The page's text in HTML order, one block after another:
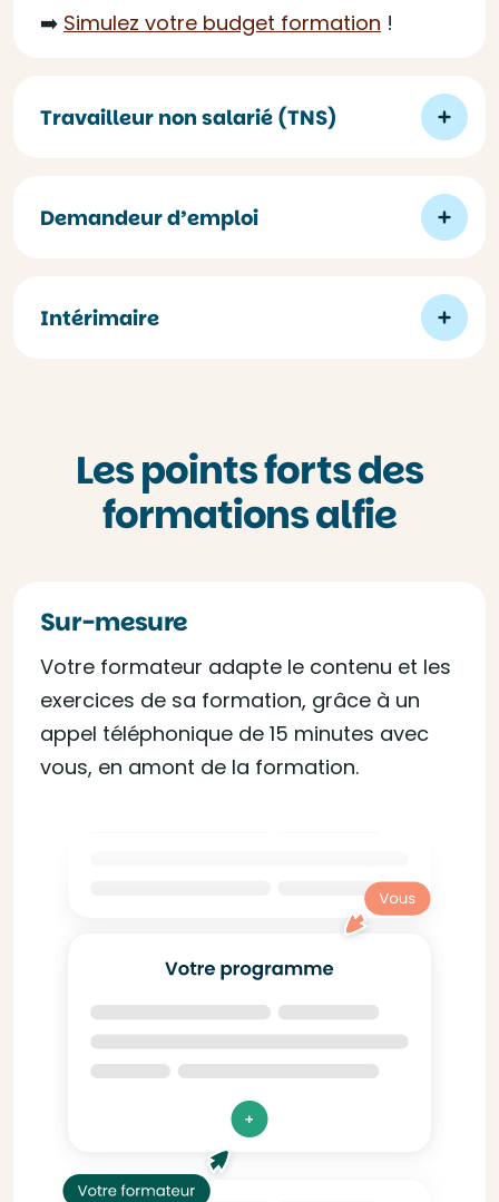
➡️ Simulez votre budget formation !
Travailleur non salarié (TNS)
Demandeur d’emploi
Intérimaire
Les points forts des
formations alfie
Sur-mesure
Votre formateur adapte le contenu et les
exercices de sa formation, grâce à un
appel téléphonique de 15 minutes avec
vous, en amont de la formation.